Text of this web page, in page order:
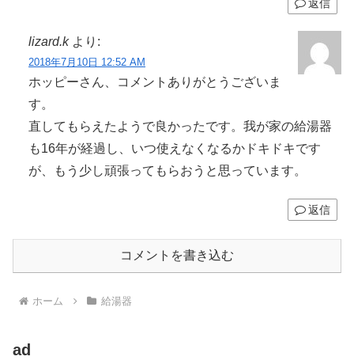
返信
lizard.k より:
2018年7月10日 12:52 AM
ホッピーさん、コメントありがとうございま
す。
直してもらえたようで良かったです。我が家の給湯器
も16年が経過し、いつ使えなくなるかドキドキです
が、もう少し頑張ってもらおうと思っています。
返信
コメントを書き込む
ホーム 給湯器
ad